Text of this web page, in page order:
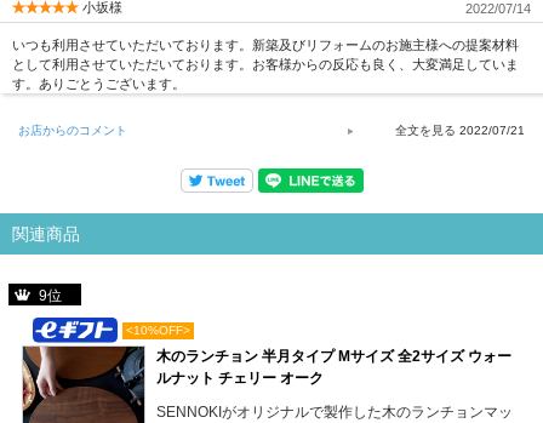
小坂様 2022/07/14
いつも利用させていただいております。新築及びリフォームのお施主様への提案材料
として利用させていただいております。お客様からの反応も良く、大変満足していま
す。ありごとうございます。
お店からのコメント 2022/07/21
関連商品
9位
<10%OFF>
木のランチョン 半月タイプ Mサイズ 全2サイズ ウォー
ルナット チェリー オーク
SENNOKIがオリジナルで製作した木のランチョンマッ